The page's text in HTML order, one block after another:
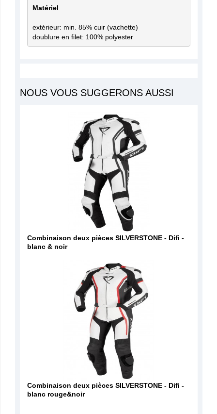
extérieur: min. 85% cuir (vachette)
doublure en filet: 100% polyester
NOUS VOUS SUGGERONS AUSSI
Combinaison deux pièces SILVERSTONE - Difi -
blanc & noir
Combinaison deux pièces SILVERSTONE - Difi -
blanc rouge&noir